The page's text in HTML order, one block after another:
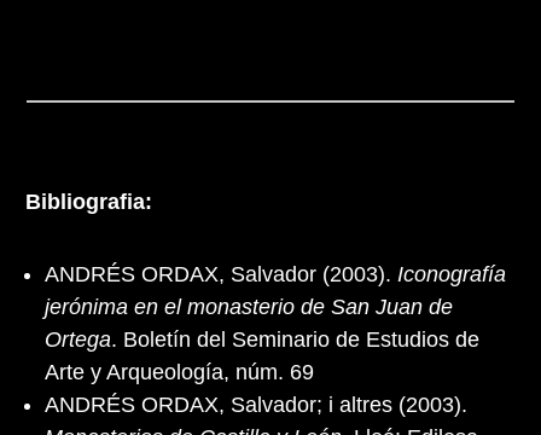
Bibliografia:
ANDRÉS ORDAX, Salvador (2003). Iconografía
jerónima en el monasterio de San Juan de
Ortega. Boletín del Seminario de Estudios de
Arte y Arqueología, núm. 69
ANDRÉS ORDAX, Salvador; i altres (2003).